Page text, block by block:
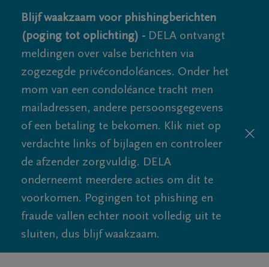
Blijf waakzaam voor phishingberichten
(poging tot oplichting) - DELA ontvangt
meldingen over valse berichten via
zogezegde privécondoléances. Onder het
mom van een condoléance tracht men
mailadressen, andere persoonsgegevens
of een betaling te bekomen. Klik niet op
verdachte links of bijlagen en controleer
de afzender zorgvuldig. DELA
onderneemt meerdere acties om dit te
voorkomen. Pogingen tot phishing en
fraude vallen echter nooit volledig uit te
sluiten, dus blijf waakzaam.